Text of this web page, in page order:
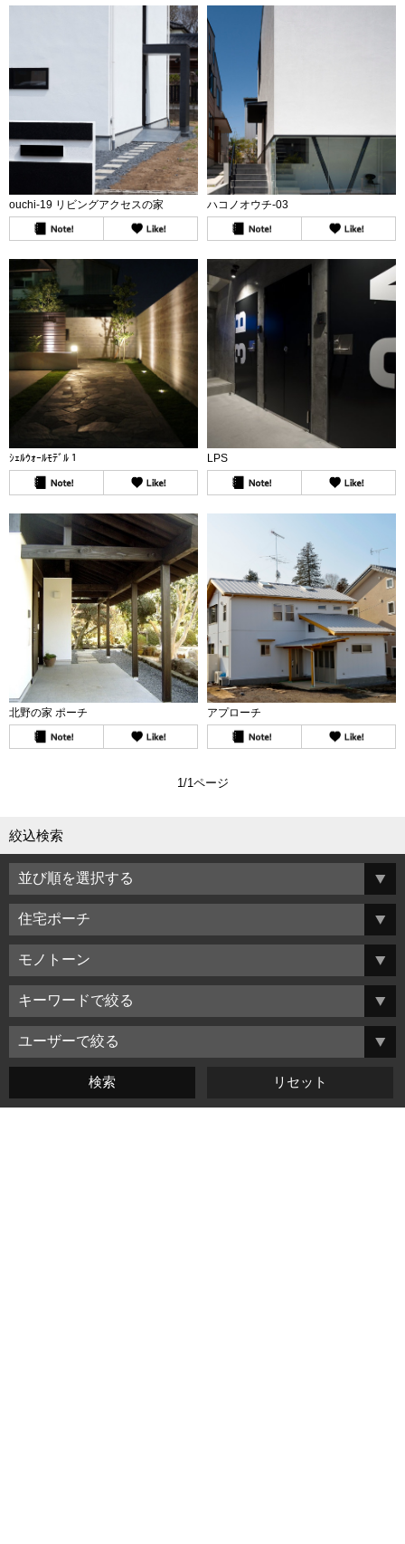
ouchi-19 リビングアクセスの家 ハコノオウチ-03
ｼｪﾙｳｫｰﾙﾓﾃﾞﾙ１ LPS
北野の家 ポーチ アプローチ
1/1ページ
絞込検索